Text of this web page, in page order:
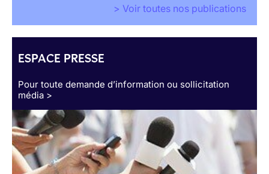
> Voir toutes nos publications
ESPACE PRESSE
Pour toute demande d’information ou sollicitation
média >